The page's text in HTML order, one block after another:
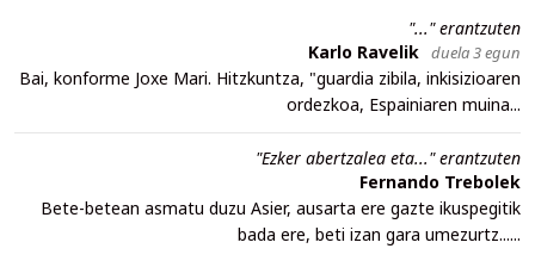
"..." erantzuten
Karlo Ravelik duela 3 egun
Bai, konforme Joxe Mari. Hitzkuntza, "guardia zibila, inkisizioaren
ordezkoa, Espainiaren muina...
"Ezker abertzalea eta..." erantzuten
Fernando Trebolek
Bete-betean asmatu duzu Asier, ausarta ere gazte ikuspegitik
bada ere, beti izan gara umezurtz......